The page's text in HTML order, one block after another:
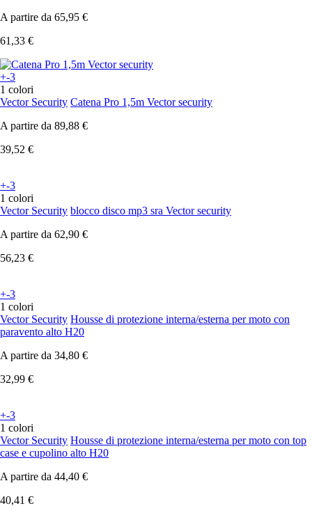
A partire da 65,95 €
61,33 €
+-3
1 colori
Vector Security Catena Pro 1,5m Vector security
A partire da 89,88 €
39,52 €
+-3
1 colori
Vector Security blocco disco mp3 sra Vector security
A partire da 62,90 €
56,23 €
+-3
1 colori
Vector Security Housse di protezione interna/esterna per moto con
paravento alto H20
A partire da 34,80 €
32,99 €
+-3
1 colori
Vector Security Housse di protezione interna/esterna per moto con top
case e cupolino alto H20
A partire da 44,40 €
40,41 €